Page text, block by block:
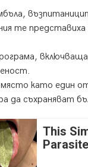
те
като един
да съхраняват
This